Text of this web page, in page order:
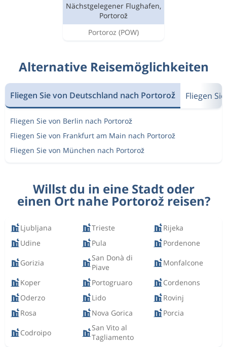
Nächstgelegener Flughafen,
Portorož
Portoroz (POW)
Alternative Reisemöglichkeiten
Fliegen Sie von Deutschland nach Portorož Fliegen
Fliegen Sie von Berlin nach Portorož
Fliegen Sie von Frankfurt am Main nach Portorož
Fliegen Sie von München nach Portorož
Willst du in eine Stadt oder
einen Ort nahe Portorož reisen?
Ljubljana Trieste
Rijeka
Udine
Pula Pordenone
Gorizia
San Donà di
Piave
Monfalcone
Koper Portogruaro
Cordenons
Oderzo
Lido
Rovinj
Rosa
Nova Gorica Porcia
Codroipo
San Vito al
Tagliamento